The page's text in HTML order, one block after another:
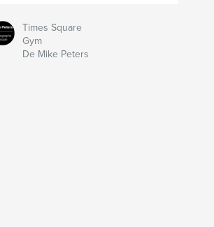
Times Square
Gym
De Mike Peters